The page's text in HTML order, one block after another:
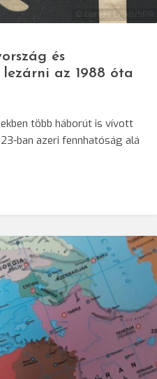
© Darvas Enikő/SRR
és
az 1988 óta
több háborút is vívott
ban azeri fennhatóság alá